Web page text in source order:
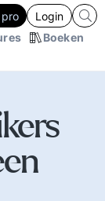
Boeken
Login